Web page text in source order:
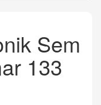
Sem
133